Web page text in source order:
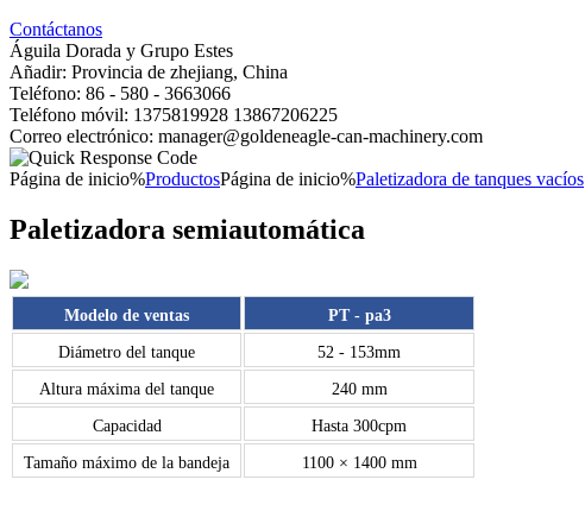
Contáctanos
Águila Dorada y Grupo Estes
Añadir: Provincia de zhejiang, China
Teléfono: 86 - 580 - 3663066
Teléfono móvil: 1375819928 13867206225
Correo electrónico: manager@goldeneagle-can-machinery.com
Página de inicio%ProductosPágina de inicio%Paletizadora de tanques vacíos
Paletizadora semiautomática
Modelo de ventas PT - pa3
Diámetro del tanque 52 - 153mm
Altura máxima del tanque 240 mm
Capacidad Hasta 300cpm
Tamaño máximo de la bandeja 1100 × 1400 mm